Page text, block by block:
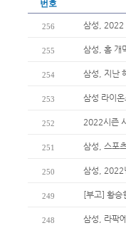
번호
256 삼성, 2022
255 삼성, 홈 개
254 삼성, 지난
253 삼성 라이
252 2022시즌
251 삼성, 스포
250 삼성, 2022
249 [부고] 황승
248 삼성, 라팍